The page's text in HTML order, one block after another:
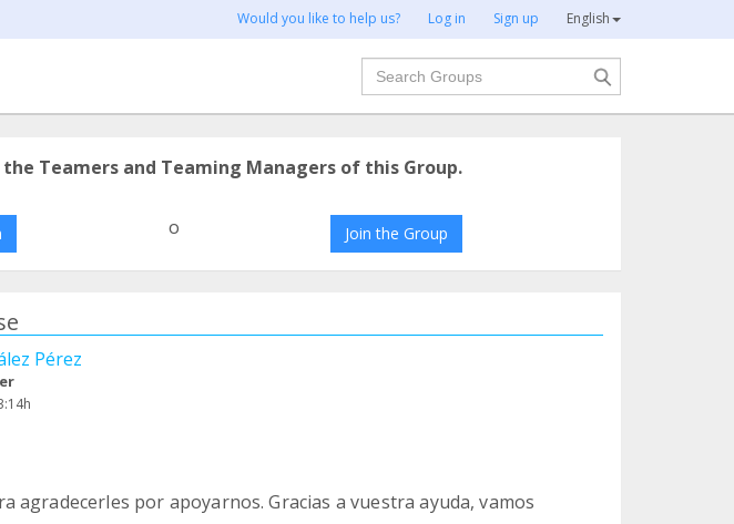
Would you like to help us? Log in Sign up English
Search
Teamers and Teaming Managers of this Group.
o Join the Group
Pérez
agradecerles por apoyarnos. Gracias a vuestra ayuda, vamos